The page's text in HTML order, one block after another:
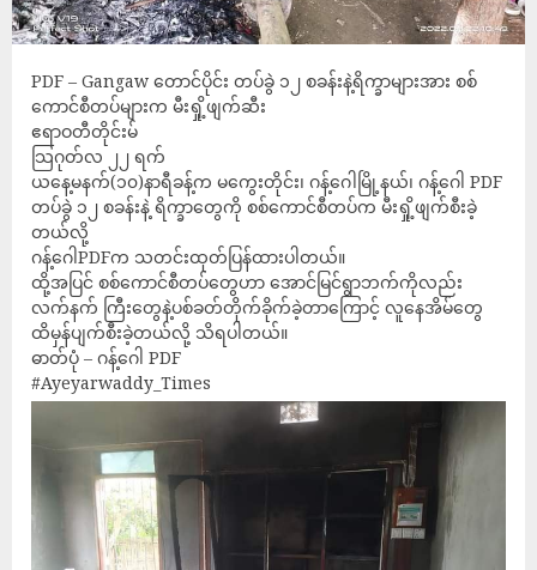
PDF – Gangaw တောင်ပိုင်း တပ်ခွဲ ၁၂ စခန်းနဲ့ရိက္ခာများအား စစ်
ကောင်စီတပ်များက မီးရှို့ဖျက်ဆီး
ဧရာဝတီတိုင်းမ်
သြဂုတ်လ ၂၂ ရက်
ယနေ့မနက်(၁၀)နာရီခန့်က မကွေးတိုင်း၊ ဂန့်ဂေါမြို့နယ်၊ ဂန့်ဂေါ PDF
တပ်ခွဲ ၁၂ စခန်းနဲ့ ရိက္ခာတွေကို စစ်ကောင်စီတပ်က မီးရှို့ဖျက်စီးခဲ့
တယ်လို့
ဂန့်ဂေါPDFက သတင်းထုတ်ပြန်ထားပါတယ်။
ထို့အပြင် စစ်ကောင်စီတပ်တွေဟာ အောင်မြင်ရွာဘက်ကိုလည်း
လက်နက် ကြီးတွေနဲ့ပစ်ခတ်တိုက်ခိုက်ခဲ့တာကြောင့် လူနေအိမ်တွေ
ထိမှန်ပျက်စီးခဲ့တယ်လို့ သိရပါတယ်။
ဓာတ်ပုံ – ဂန့်ဂေါ PDF
#Ayeyarwaddy_Times